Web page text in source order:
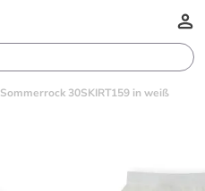
Sommerrock 30SKIRT159 in weiß